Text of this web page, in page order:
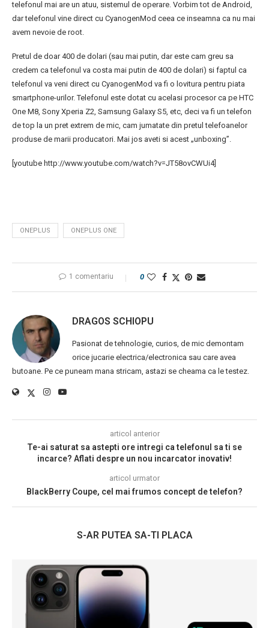
telefonul mai are un atuu, sistemul de operare. Vorbim tot de Android,
dar telefonul vine direct cu CyanogenMod ceea ce inseamna ca nu mai
avem nevoie de root.
Pretul de doar 400 de dolari (sau mai putin, dar este cam greu sa
credem ca telefonul va costa mai putin de 400 de dolari) si faptul ca
telefonul va veni direct cu CyanogenMod va fi o lovitura pentru piata
smartphone-urilor. Telefonul este dotat cu acelasi procesor ca pe HTC
One M8, Sony Xperia Z2, Samsung Galaxy S5, etc, deci va fi un telefon
de top la un pret extrem de mic, cam jumatate din pretul telefoanelor
produse de marii producatori. Mai jos aveti si acest „unboxing”.
[youtube http://www.youtube.com/watch?v=JT58ovCWUi4]
ONEPLUS ONEPLUS ONE
1 comentariu 0
DRAGOS SCHIOPU
Pasionat de tehnologie, curios, de mic demontam
orice jucarie electrica/electronica sau care avea
butoane. Pe ce puneam mana stricam, astazi se cheama ca le testez.
articol anterior
Te-ai saturat sa astepti ore intregi ca telefonul sa ti se
incarce? Aflati despre un nou incarcator inovativ!
articol urmator
BlackBerry Coupe, cel mai frumos concept de telefon?
S-AR PUTEA SA-TI PLACA